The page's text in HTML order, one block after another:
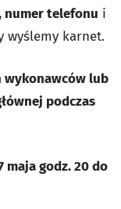
numer telefonu i
wyślemy karnet.
wykonawców lub
podczas
maja godz. 20 do